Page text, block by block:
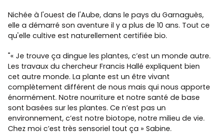
Nichée à l'ouest de l'Aube, dans le pays du Garnaguès,
elle a démarré son aventure il y a plus de 10 ans. Tout ce
qu'elle cultive est naturellement certifiée bio.
"« Je trouve ça dingue les plantes, c’est un monde autre.
Les travaux du chercheur Francis Hallé expliquent bien
cet autre monde. La plante est un être vivant
complètement différent de nous mais qui nous apporte
énormément. Notre nourriture et notre santé de base
sont basées sur les plantes. Ce n’est pas un
environnement, c’est notre biotope, notre milieu de vie.
Chez moi c’est très sensoriel tout ça » Sabine.